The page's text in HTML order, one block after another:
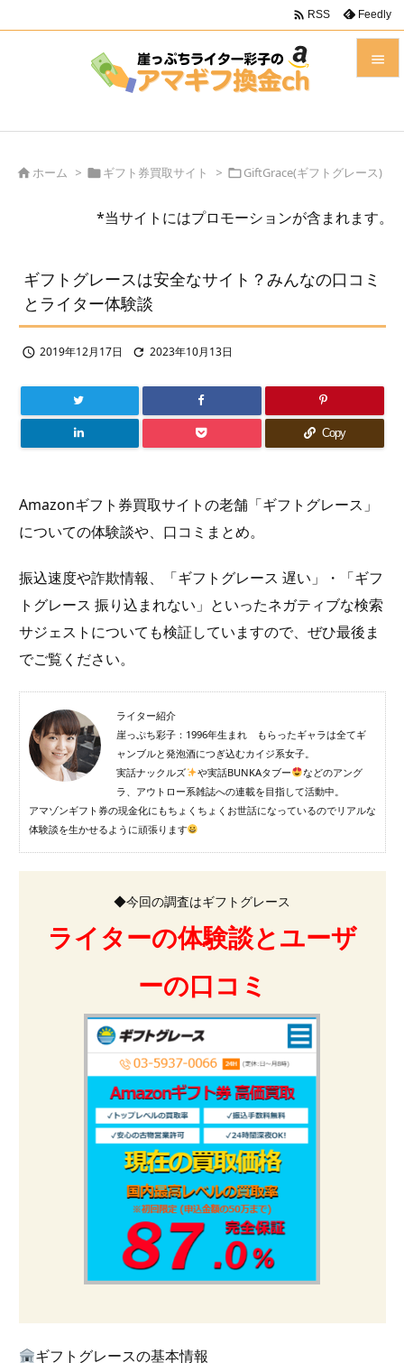

前へ
次へ
 RSS Feedly
ホーム > ギフト券買取サイト > GiftGrace(ギフトグレース)
*当サイトにはプロモーションが含まれます。
ギフトグレースは安全なサイト？みんなの口コミ
とライター体験談
 2019年12月17日  2023年10月13日
Copy
Amazonギフト券買取サイトの老舗「ギフトグレース」
についての体験談や、口コミまとめ。
振込速度や詐欺情報、「ギフトグレース 遅い」・「ギフ
トグレース 振り込まれない」といったネガティブな検索
サジェストについても検証していますので、ぜひ最後ま
でご覧ください。
ライター紹介
崖っぷち彩子：1996年生まれ もらったギャラは全てギ
ャンブルと発泡酒につぎ込むカイジ系女子。
実話ナックルズ
や実話BUNKAタブー
などのアング
ラ、アウトロー系雑誌への連載を目指して活動中。
アマゾンギフト券の現金化にもちょくちょくお世話になっているのでリアルな
体験談を生かせるように頑張ります
◆今回の調査はギフトグレース
ライターの体験談とユーザ
ーの口コミ
ギフトグレースの基本情報